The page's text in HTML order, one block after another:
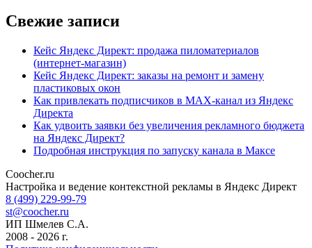
Свежие записи
Кейс Яндекс Директ: продажа пиломатериалов
(интернет-магазин)
Кейс Яндекс Директ: заказы на ремонт и замену
пластиковых окон
Как привлекать подписчиков в MAX-канал из Яндекс
Директа
Как удвоить заявки без увеличения рекламного бюджета
на Яндекс Директ?
Подробная инструкция по запуску канала в Максе
Amphibious Theme by
Coocher.ru
Настройка и ведение контекстной рекламы в Яндекс Директ
8 (499) 229-99-79
st@coocher.ru
ИП Шмелев С.А.
2008 - 2026 г.